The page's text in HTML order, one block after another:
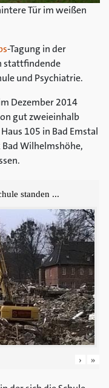
Tür im weißen
-Tagung in der
stattfindende
und Psychiatrie.
Dezember 2014
gut zweieinhalb
105 in Bad Emstal
Wilhelmshöhe,
standen ...
› »